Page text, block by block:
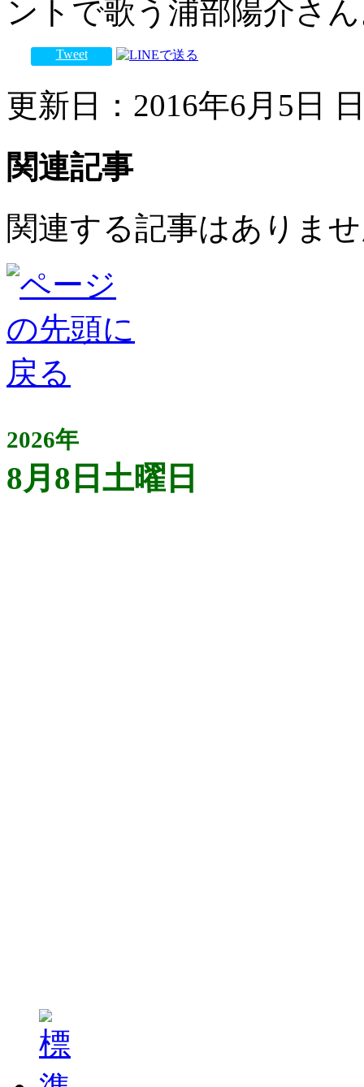
ントで歌う浦部陽介さ
Tweet
更新日：2016年6月5日
関連記事
関連する記事はありま
2026年
8月8日土曜日